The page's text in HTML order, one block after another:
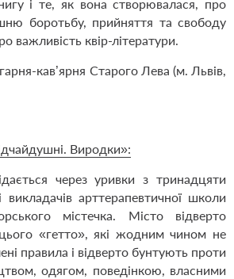
і те, як вона створювалася, про
боротьбу, прийняття та свободу
важливість квір-літератури.
кав’ярня Старого Лева (м. Львів,
Виродки»:
через уривки з тринадцяти
викладачів арттерапевтичної школи
містечка. Місто відверто
«гетто», які жодним чином не
правила і відверто бунтують проти
одягом, поведінкою, власними